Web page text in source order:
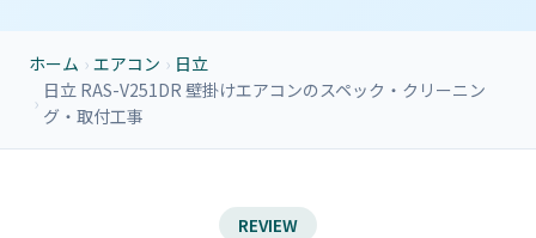
ホーム › エアコン › 日立
›
日立 RAS-V251DR 壁掛けエアコンのスペック・クリーニン
グ・取付工事
REVIEW